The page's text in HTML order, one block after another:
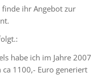
ihr Angebot zur
habe ich im Jahre 2007
1100,- Euro generiert